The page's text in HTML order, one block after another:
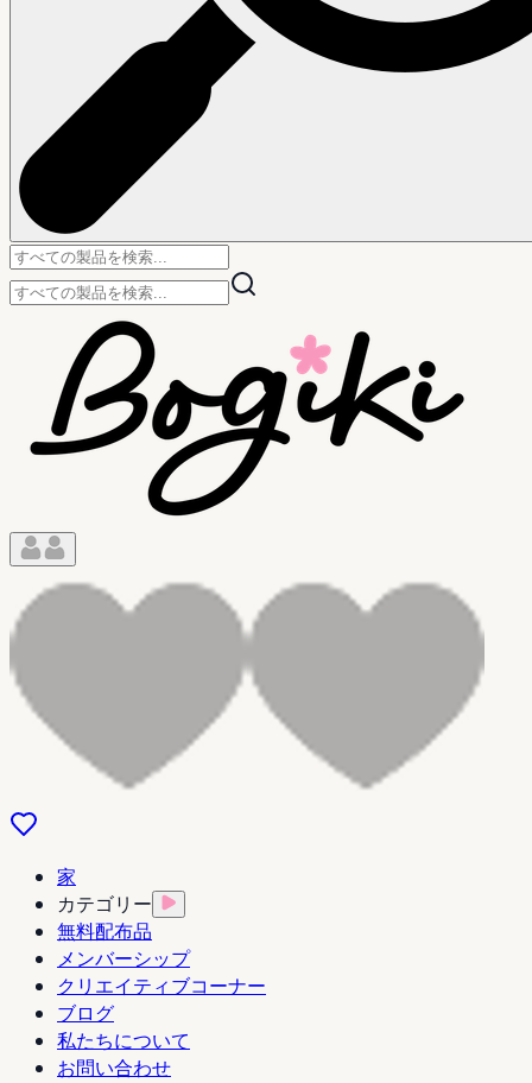
家
カテゴリー
無料配布品
メンバーシップ
クリエイティブコーナー
ブログ
私たちについて
お問い合わせ